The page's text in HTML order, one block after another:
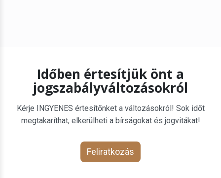
Időben értesítjük önt a
jogszabályváltozásokról
Kérje INGYENES értesítőnket a változásokról! Sok időt
megtakaríthat, elkerülheti a bírságokat és jogvitákat!
Feliratkozás